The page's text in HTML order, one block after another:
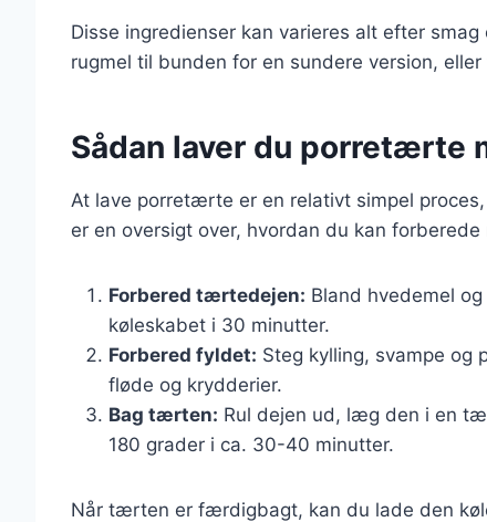
Disse ingredienser kan varieres alt efter
rugmel til bunden for en sundere version,
Sådan laver du porretærte
At lave porretærte er en relativt simpel
er en oversigt over, hvordan du kan forberede
Forbered tærtedejen: Bland hvedemel
køleskabet i 30 minutter.
Forbered fyldet: Steg kylling, svampe og
fløde og krydderier.
Bag tærten: Rul dejen ud, læg den i en
180 grader i ca. 30-40 minutter.
Når tærten er færdigbagt, kan du lade den